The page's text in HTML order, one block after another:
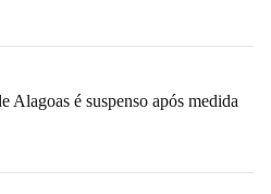
é suspenso após medida